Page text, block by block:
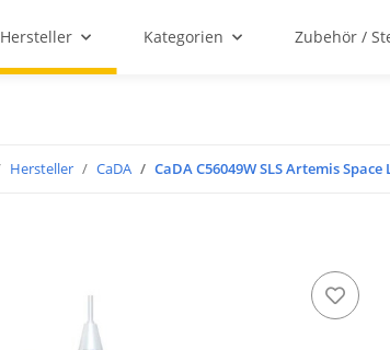
Hersteller Kategorien Zubehör /
Hersteller CaDA CaDA C56049W SLS Artemis